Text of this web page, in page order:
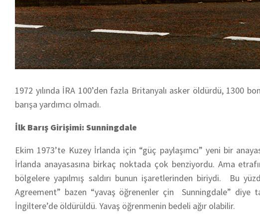
1972 yılında İRA 100’den fazla Britanyalı asker öldürdü, 1300
barışa yardımcı olmadı.
İlk Barış Girişimi: Sunningdale
Ekim 1973’te Kuzey İrlanda için “güç paylaşımcı” yeni bir
İrlanda anayasasına birkaç noktada çok benziyordu. Ama
bölgelere yapılmış saldırı bunun işaretlerinden biriydi. Bu
Agreement” bazen “yavaş öğrenenler çin Sunningdale”
İngiltere’de öldürüldü. Yavaş öğrenmenin bedeli ağır olabilir.